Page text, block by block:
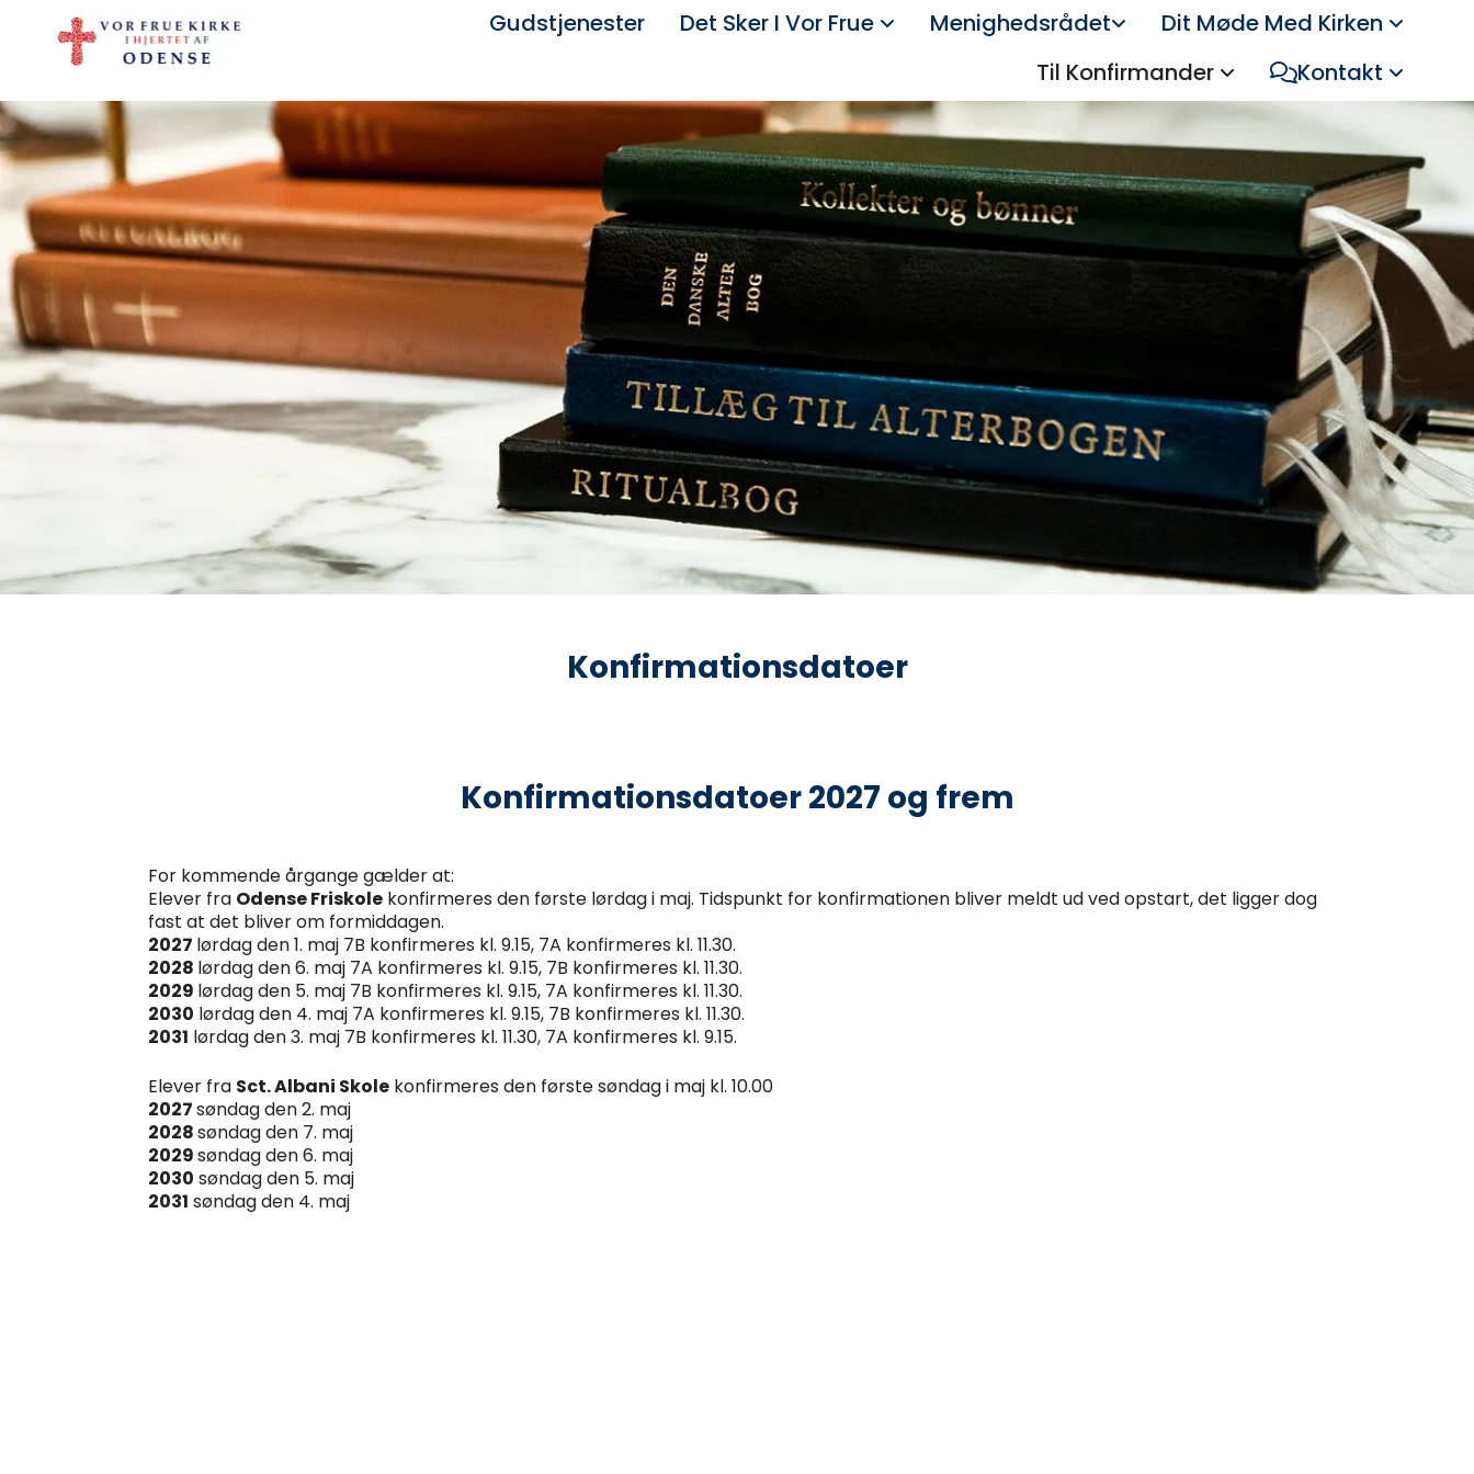
Gudstjenester Det Sker I Vor Frue Menighedsrådet
Dit Møde Med Kirken
Til Konfirmander
Kontakt
Konfirmationsdatoer
Konfirmationsdatoer 2027 og frem
For kommende årgange gælder at:
Elever fra Odense Friskole konfirmeres den første lørdag i maj. Tidspunkt for konfirmationen bliver meldt ud ved opstart, det ligger dog
fast at det bliver om formiddagen.
2027 lørdag den 1. maj 7B konfirmeres kl. 9.15, 7A konfirmeres kl. 11.30.
2028 lørdag den 6. maj 7A konfirmeres kl. 9.15, 7B konfirmeres kl. 11.30.
2029 lørdag den 5. maj 7B konfirmeres kl. 9.15, 7A konfirmeres kl. 11.30.
2030 lørdag den 4. maj 7A konfirmeres kl. 9.15, 7B konfirmeres kl. 11.30.
2031 lørdag den 3. maj 7B konfirmeres kl. 11.30, 7A konfirmeres kl. 9.15.
Elever fra Sct. Albani Skole konfirmeres den første søndag i maj kl. 10.00
2027søndag den 2. maj
2028søndag den 7. maj
2029søndag den 6. maj
2030 søndag den 5. maj
2031 søndag den 4. maj